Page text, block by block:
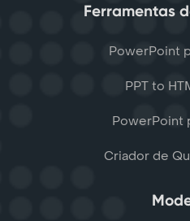
Ferramentas
PowerPoint
PPT to
PowerPoint
Criador de